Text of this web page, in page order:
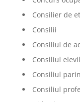
Consilier de
Consilii
Consiliul de
Consiliul
Consiliul
Consiliul